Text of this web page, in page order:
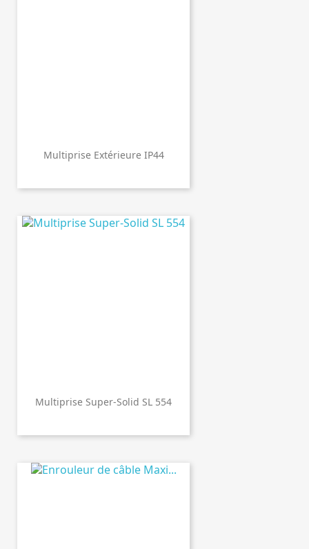
Multiprise Extérieure IP44
Multiprise Super-Solid SL 554